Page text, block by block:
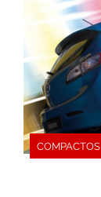
COMPACTOS